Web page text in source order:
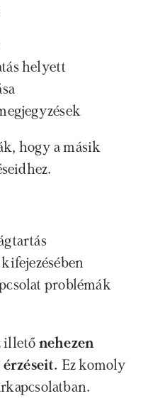
helyett
problémák
illető nehezen
érzéseit. Ez komoly